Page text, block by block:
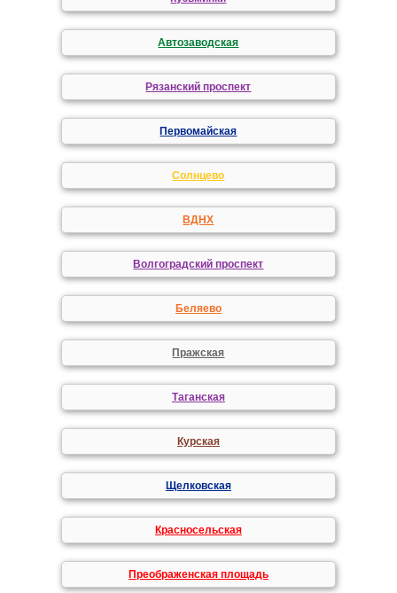
Автозаводская
Рязанский проспект
Первомайская
Солнцево
ВДНХ
Волгоградский проспект
Беляево
Пражская
Таганская
Курская
Щелковская
Красносельская
Преображенская площадь